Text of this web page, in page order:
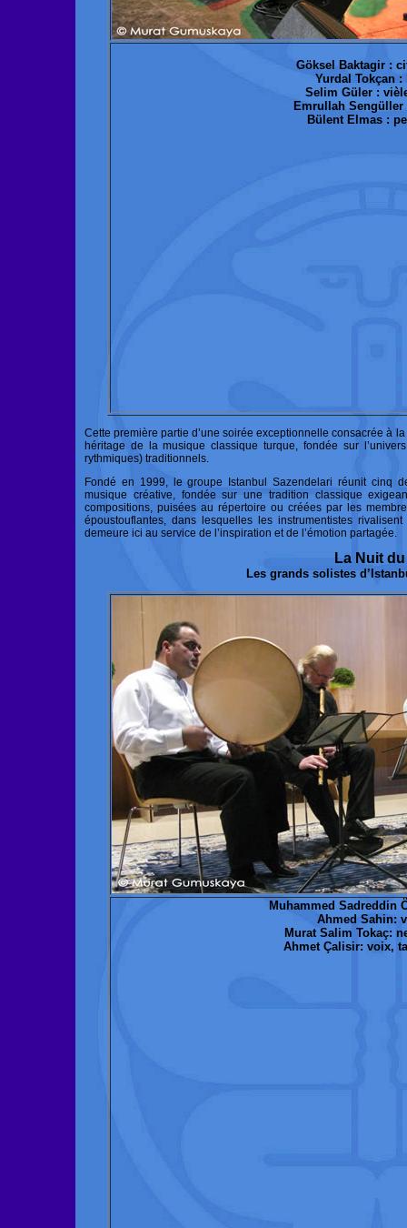
Göksel Baktagir :
Yurdal Tokçan
Selim Güler :
Emrullah
Bülent Elmas :
Cette première partie d’une soirée exceptionnelle consacrée à
héritage de la musique classique turque, fondée sur
rythmiques) traditionnels.
Fondé en 1999, le groupe Istanbul Sazendelari réunit cinq
musique créative, fondée sur une tradition classique
compositions, puisées au répertoire ou créées par les
époustouflantes, dans lesquelles les instrumentistes
demeure ici au service de l’inspiration et de l’émotion partagée.
La Nuit
Les grands solistes
Muhammed Sadreddin
Ahmed Sahin:
Murat Salim Tokaç:
Ahmet Çalisir: voix,